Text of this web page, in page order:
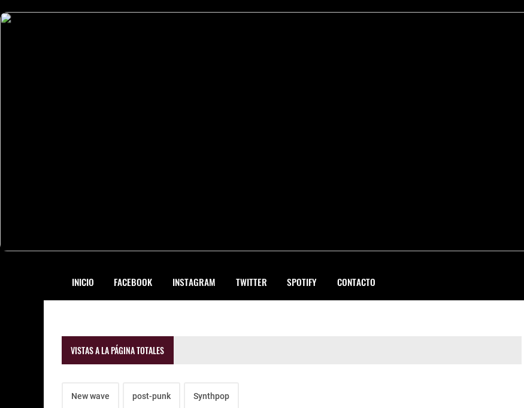
INICIO FACEBOOK INSTAGRAM TWITTER SPOTIFY CONTACTO
VISTAS A LA PÁGINA TOTALES
New wave post-punk Synthpop